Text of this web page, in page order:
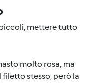
mettere tutto
molto rosa, ma
stesso, però la